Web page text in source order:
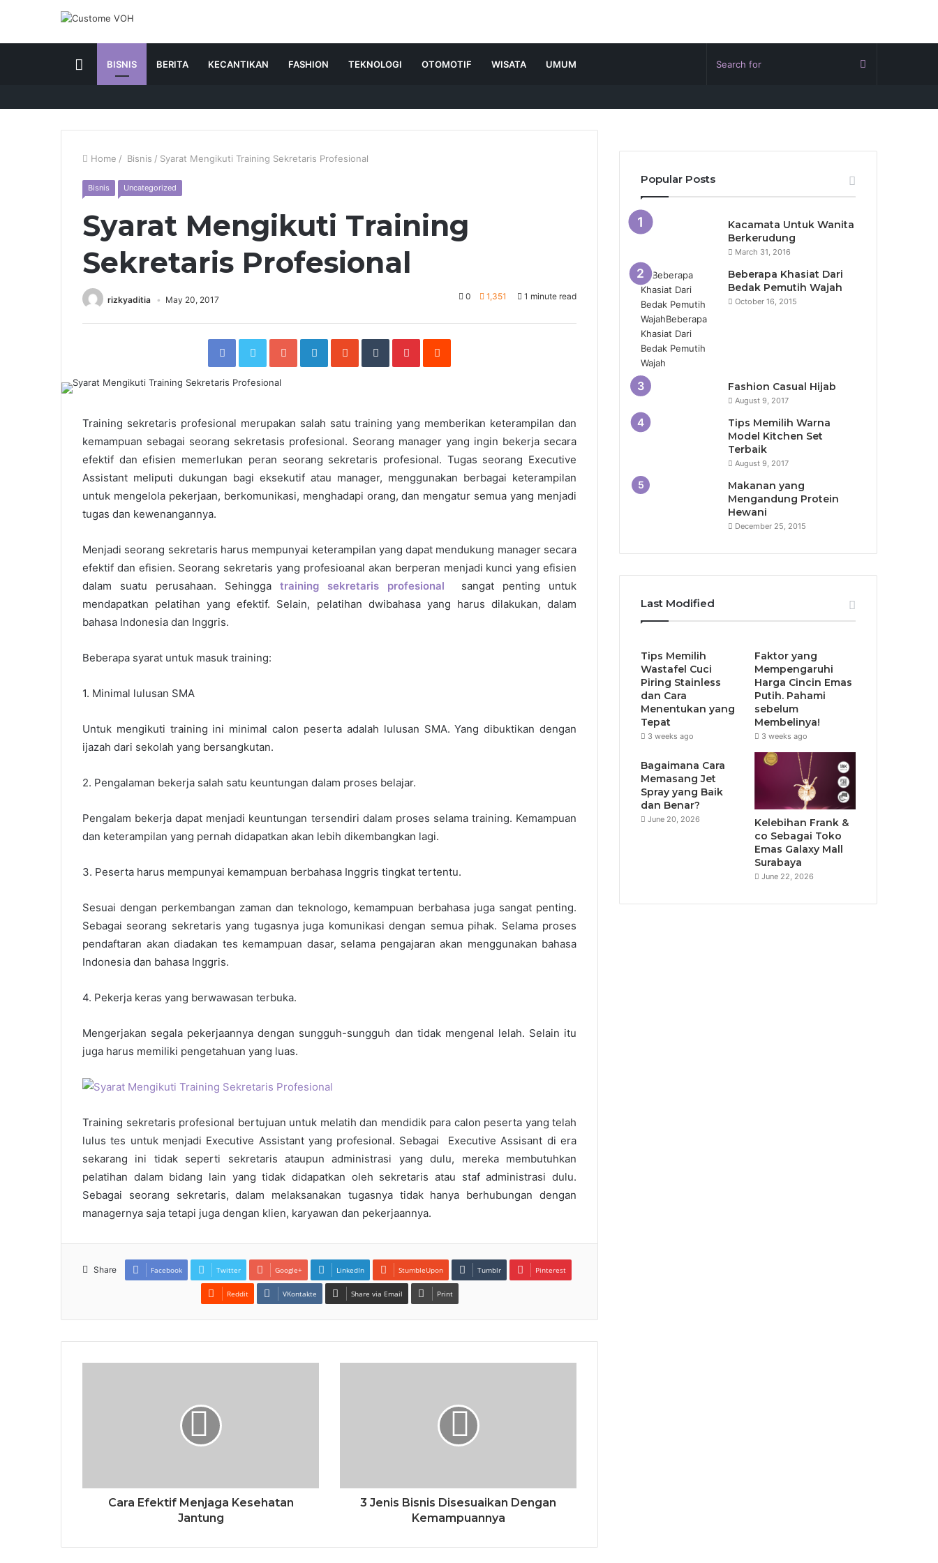
HOMEBISNIS BERITA KECANTIKAN FASHION TEKNOLOGI OTOMOTIF WISATA UMUM
Home / Bisnis / Syarat Mengikuti Training Sekretaris Profesional
Bisnis Uncategorized
Syarat Mengikuti Training
Sekretaris Profesional
rizkyaditia May 20, 2017 0 1,351 1 minute read
FacebookTwitterGoogle+LinkedInStumbleUpon
TumblrPinterestReddit
Training sekretaris profesional merupakan salah satu training yang memberikan keterampilan dan
kemampuan sebagai seorang sekretasis profesional. Seorang manager yang ingin bekerja secara
efektif dan efisien memerlukan peran seorang sekretaris profesional. Tugas seorang Executive
Assistant meliputi dukungan bagi eksekutif atau manager, menggunakan berbagai keterampilan
untuk mengelola pekerjaan, berkomunikasi, menghadapi orang, dan mengatur semua yang menjadi
tugas dan kewenangannya.
Menjadi seorang sekretaris harus mempunyai keterampilan yang dapat mendukung manager secara
efektif dan efisien. Seorang sekretaris yang profesioanal akan berperan menjadi kunci yang efisien
dalam suatu perusahaan. Sehingga training sekretaris profesional sangat penting
untuk
mendapatkan pelatihan yang efektif. Selain, pelatihan dwibahasa yang harus dilakukan, dalam
bahasa Indonesia dan Inggris.
Beberapa syarat untuk masuk training:
1. Minimal lulusan SMA
Untuk mengikuti training ini minimal calon peserta adalah lulusan SMA. Yang dibuktikan dengan
ijazah dari sekolah yang bersangkutan.
2. Pengalaman bekerja salah satu keuntungan dalam proses belajar.
Pengalam bekerja dapat menjadi keuntungan tersendiri dalam proses selama training. Kemampuan
dan keterampilan yang pernah didapatkan akan lebih dikembangkan lagi.
3. Peserta harus mempunyai kemampuan berbahasa Inggris tingkat tertentu.
Sesuai dengan perkembangan zaman dan teknologo, kemampuan berbahasa juga sangat penting.
Sebagai seorang sekretaris yang tugasnya juga komunikasi dengan semua pihak. Selama proses
pendaftaran akan diadakan tes kemampuan dasar, selama pengajaran akan menggunakan bahasa
Indonesia dan bahasa Inggris.
4. Pekerja keras yang berwawasan terbuka.
Mengerjakan segala pekerjaannya dengan sungguh-sungguh dan tidak mengenal lelah. Selain itu
juga harus memiliki pengetahuan yang luas.
Training sekretaris profesional bertujuan untuk melatih dan mendidik para calon peserta yang telah
lulus tes untuk menjadi Executive Assistant yang profesional. Sebagai Executive Assisant di era
sekarang ini tidak seperti sekretaris ataupun administrasi yang dulu, mereka membutuhkan
pelatihan dalam bidang lain yang tidak didapatkan oleh sekretaris atau staf administrasi dulu.
Sebagai seorang sekretaris, dalam melaksanakan tugasnya tidak hanya berhubungan dengan
managernya saja tetapi juga dengan klien, karyawan dan pekerjaannya.
Share Facebook Twitter Google+ LinkedIn StumbleUpon Tumblr Pinterest
Reddit VKontakte Share via Email Print
Cara Efektif Menjaga Kesehatan
Jantung
3 Jenis Bisnis Disesuaikan Dengan
Kemampuannya
Popular Posts
Kacamata Untuk Wanita
Berkerudung
March 31, 2016
Beberapa Khasiat Dari
Bedak Pemutih Wajah
October 16, 2015
Fashion Casual Hijab
August 9, 2017
Tips Memilih Warna
Model Kitchen Set
Terbaik
August 9, 2017
Makanan yang
Mengandung Protein
Hewani
December 25, 2015
Last Modified
Tips Memilih
Wastafel Cuci
Piring Stainless
dan Cara
Menentukan yang
Tepat
3 weeks ago
Faktor yang
Mempengaruhi
Harga Cincin Emas
Putih. Pahami
sebelum
Membelinya!
3 weeks ago
Bagaimana Cara
Memasang Jet
Spray yang Baik
dan Benar?
June 20, 2026
Kelebihan Frank &
co Sebagai Toko
Emas Galaxy Mall
Surabaya
June 22, 2026